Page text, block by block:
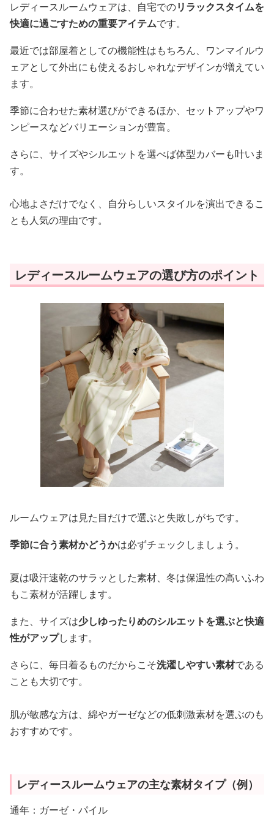
レディースルームウェアは、自宅でのリラックスタイムを
快適に過ごすための重要アイテムです。
最近では部屋着としての機能性はもちろん、ワンマイルウ
ェアとして外出にも使えるおしゃれなデザインが増えてい
ます。
季節に合わせた素材選びができるほか、セットアップやワ
ンピースなどバリエーションが豊富。
さらに、サイズやシルエットを選べば体型カバーも叶いま
す。
心地よさだけでなく、自分らしいスタイルを演出できるこ
とも人気の理由です。
レディースルームウェアの選び方のポイント
ルームウェアは見た目だけで選ぶと失敗しがちです。
季節に合う素材かどうかは必ずチェックしましょう。
夏は吸汗速乾のサラッとした素材、冬は保温性の高いふわ
もこ素材が活躍します。
また、サイズは少しゆったりめのシルエットを選ぶと快適
性がアップします。
さらに、毎日着るものだからこそ洗濯しやすい素材である
ことも大切です。
肌が敏感な方は、綿やガーゼなどの低刺激素材を選ぶのも
おすすめです。
レディースルームウェアの主な素材タイプ（例）
通年：ガーゼ・パイル